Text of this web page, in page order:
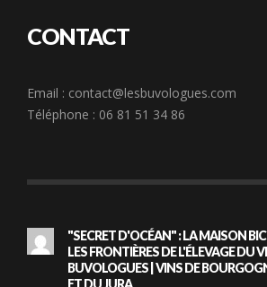
CONTACT
Email : contact@lesbuvologues.com
Téléphone : 06 81 51 34 86
"SECRET D'OCÉAN" : LA MAISON
LES FRONTIÈRES DE L'ÉLEVAGE DU
BUVOLOGUES | VINS DE